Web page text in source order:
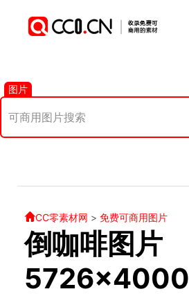
图片
CC零素材网 > 免费可商用图片
倒咖啡图片
5726×4000